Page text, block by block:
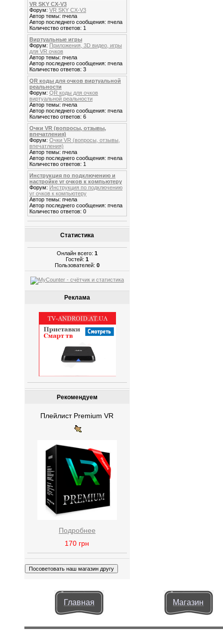
VR SKY CX-V3
Форум: VR SKY CX-V3
Автор темы: пчела
Автор последнего сообщения: пчела
Количество ответов: 1
Виртуальные игры
Форум: Приложения, 3D видео, игры
для VR очков
Автор темы: пчела
Автор последнего сообщения: пчела
Количество ответов: 3
QR коды для очков виртуальной
реальности
Форум: QR коды для очков
виртуальной реальности
Автор темы: пчела
Автор последнего сообщения: пчела
Количество ответов: 6
Очки VR (вопросы, отзывы,
впечатления)
Форум: Очки VR (вопросы, отзывы,
впечатления)
Автор темы: пчела
Автор последнего сообщения: пчела
Количество ответов: 1
Инструкция по подключению и
настройке vr очков к компьютеру
Форум: Инструкция по подключению
vr очков к компьютеру
Автор темы: пчела
Автор последнего сообщения: пчела
Количество ответов: 0
Статистика
Онлайн всего: 1
Гостей: 1
Пользователей: 0
Реклама
Рекомендуем
Плейлист Premium VR
Подробнее
170 грн
Главная Магазин